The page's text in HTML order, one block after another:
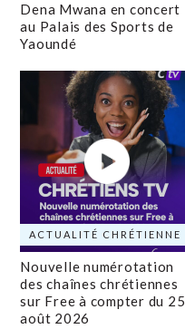
Dena Mwana en concert
au Palais des Sports de
Yaoundé
ACTUALITÉ CHRÉTIENNE
Nouvelle numérotation
des chaînes chrétiennes
sur Free à compter du 25
août 2026